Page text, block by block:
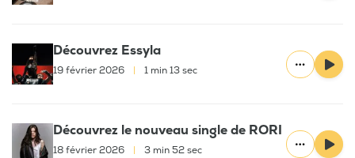
Découvrez Essyla
19 février 2026 1 min 13 sec
Découvrez le nouveau single de RORI
18 février 2026 3 min 52 sec